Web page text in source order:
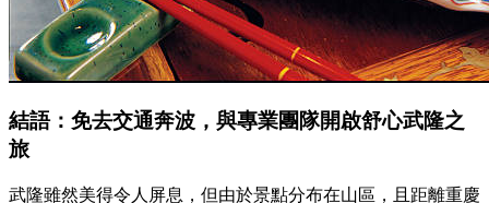
結語：免去交通奔波，與專業團隊開啟舒心武隆之
旅
武隆雖然美得令人屏息，但由於景點分布在山區，且距離重慶